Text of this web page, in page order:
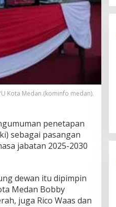
Kota Medan.(kominfo medan).
penetapan
sebagai pasangan
jabatan 2025-2030
dewan itu dipimpin
Medan Bobby
juga Rico Waas dan
Kerahkan
Tebal